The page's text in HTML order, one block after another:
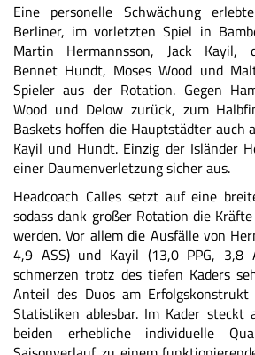
Eine personelle Schwächung
Berliner, im vorletzten Spiel in
Martin Hermannsson, Jack Kayil,
Bennet Hundt, Moses Wood und
Spieler aus der Rotation. Gegen
Wood und Delow zurück, zum
Baskets hoffen die Hauptstädter auch
Kayil und Hundt. Einzig der Isländer
einer Daumenverletzung sicher aus.
Headcoach Calles setzt auf eine
sodass dank großer Rotation die
werden. Vor allem die Ausfälle von
4,9 ASS) und Kayil (13,0 PPG, 3,8
schmerzen trotz des tiefen Kaders
Anteil des Duos am
Statistiken ablesbar. Im Kader steckt
beiden erhebliche individuelle